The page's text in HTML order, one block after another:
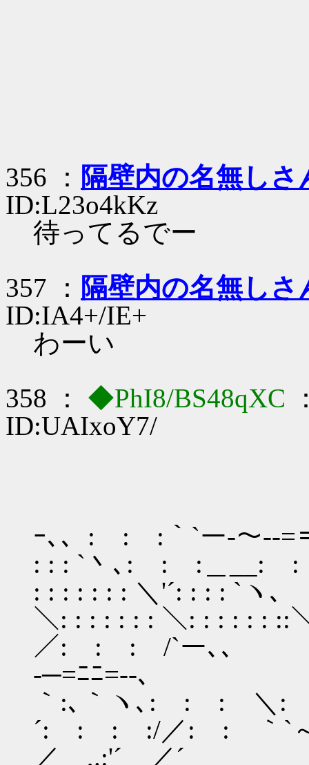
356 ： 隔壁内の名無しさ
ID:L23o4kKz
待ってるでー
357 ： 隔壁内の名無しさ
ID:IA4+/IE+
わーい
358 ：
◆PhI8/BS48qXC
ID:UAIxoY7/
ｰ､、: : :｀`ー-～-‐=
: : : `丶､: : :＿
: : : : : : : ＼'´: : : : `
＼: : : : : : : ＼: : :
／: : : /`
-─=ﾆﾆ=--､
｀:､｀ヽ､: : :
´: : : :/／: : ｀`～-
／ ,.:'´ ／´